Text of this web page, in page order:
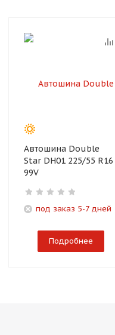
Автошина Double
Star DH01 225/55 R16
99V
под заказ 5-7 дней
Подробнее